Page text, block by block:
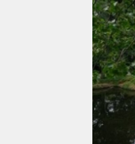
2,8 X
Kaal